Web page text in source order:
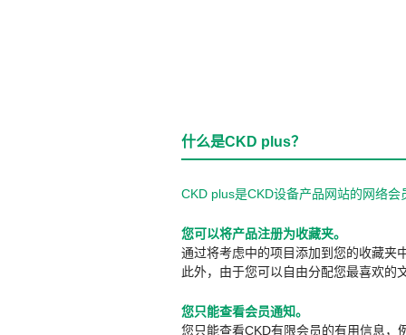
什么是CKD plus？
CKD plus是CKD设备产品网站的网络
您可以将产品注册为收藏夹。
通过将考虑中的项目添加到您的收藏夹
此外，由于您可以自由分配您最喜欢的
您只能查看会员通知。
您只能查看CKD有限会员的有用信息，